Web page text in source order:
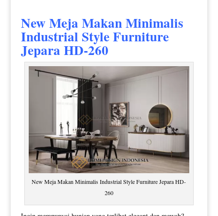
New Meja Makan Minimalis
Industrial Style Furniture
Jepara HD-260
New Meja Makan Minimalis Industrial Style Furniture Jepara HD-
260